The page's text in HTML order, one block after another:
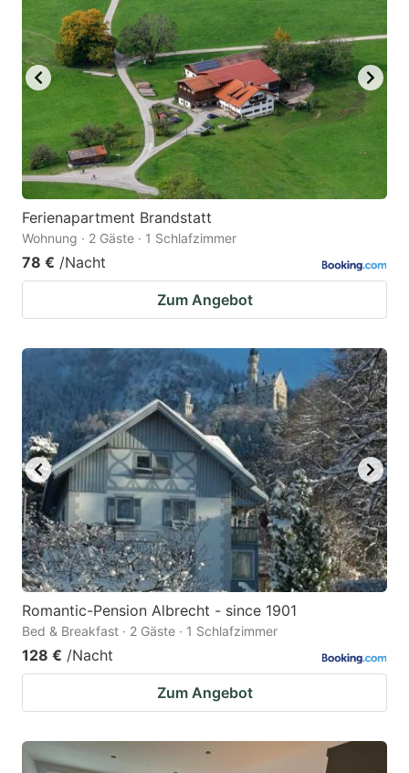
Ferienapartment Brandstatt
Wohnung · 2 Gäste · 1 Schlafzimmer
78 € /Nacht
Zum Angebot
Romantic-Pension Albrecht - since 1901
Bed & Breakfast · 2 Gäste · 1 Schlafzimmer
128 € /Nacht
Zum Angebot